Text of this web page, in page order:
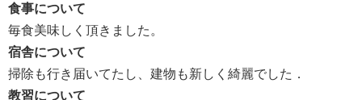
食事について
毎食美味しく頂きました。
宿舎について
掃除も行き届いてたし、建物も新しく綺麗でした．
教習について